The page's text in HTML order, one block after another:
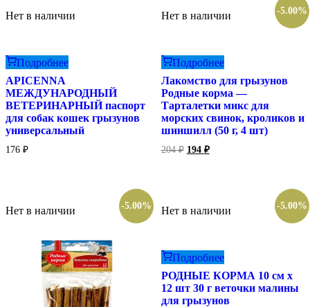
Нет в наличии
Подробнее
APICENNA
МЕЖДУНАРОДНЫЙ
ВЕТЕРИНАРНЫЙ паспорт
для собак кошек грызунов
универсальный
176 ₽
Нет в наличии
Подробнее
-5.00%
Лакомство для грызунов
Родные корма —
Тарталетки микс для
морских свинок, кроликов и
шиншилл (50 г, 4 шт)
204₽ Первоначальная
194 ₽Текущая
Нет в наличии -5.00% Нет в наличии
Подробнее
-5.00%
РОДНЫЕ КОРМА 10 см х
12 шт 30 г веточки малины
для грызунов